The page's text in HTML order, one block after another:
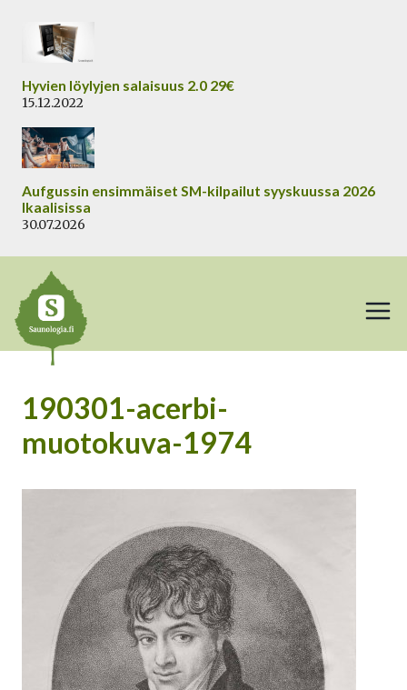
sisältöön
Hyvien löylyjen salaisuus 2.0 29€
15.12.2022
Aufgussin ensimmäiset SM-kilpailut syyskuussa 2026
Ikaalisissa
30.07.2026
190301-acerbi-
muotokuva-1974